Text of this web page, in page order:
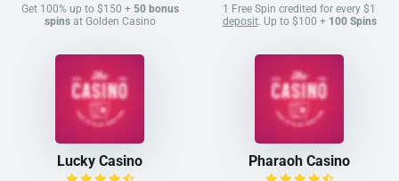
Get 100% up to $150 + 50 bonus
spinsat Golden Casino
1 Free Spin credited for every $1
deposit. Up to $100 + 100 Spins
Lucky Casino Pharaoh Casino